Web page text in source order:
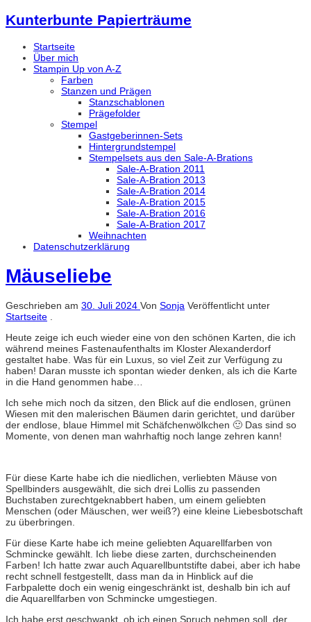
Kunterbunte Papierträume
Startseite
Über mich
Stampin Up von A-Z
Farben
Stanzen und Prägen
Stanzschablonen
Prägefolder
Stempel
Gastgeberinnen-Sets
Hintergrundstempel
Stempelsets aus den Sale-A-Brations
Sale-A-Bration 2011
Sale-A-Bration 2013
Sale-A-Bration 2014
Sale-A-Bration 2015
Sale-A-Bration 2016
Sale-A-Bration 2017
Weihnachten
Datenschutzerklärung
Mäuseliebe
Geschrieben am 30. Juli 2024 Von Sonja Veröffentlicht unter
Startseite .
Heute zeige ich euch wieder eine von den schönen Karten, die ich
während meines Fastenaufenthalts im Kloster Alexanderdorf
gestaltet habe. Was für ein Luxus, so viel Zeit zur Verfügung zu
haben! Daran musste ich spontan wieder denken, als ich die Karte
in die Hand genommen habe…
Ich sehe mich noch da sitzen, den Blick auf die endlosen, grünen
Wiesen mit den malerischen Bäumen darin gerichtet, und darüber
der endlose, blaue Himmel mit Schäfchenwölkchen 🙂 Das sind so
Momente, von denen man wahrhaftig noch lange zehren kann!
Für diese Karte habe ich die niedlichen, verliebten Mäuse von
Spellbinders ausgewählt, die sich drei Lollis zu passenden
Buchstaben zurechtgeknabbert haben, um einem geliebten
Menschen (oder Mäuschen, wer weiß?) eine kleine Liebesbotschaft
zu überbringen.
Für diese Karte habe ich meine geliebten Aquarellfarben von
Schmincke gewählt. Ich liebe diese zarten, durchscheinenden
Farben! Ich hatte zwar auch Aquarellbuntstifte dabei, aber ich habe
recht schnell festgestellt, dass man da in Hinblick auf die
Farbpalette doch ein wenig eingeschränkt ist, deshalb bin ich auf
die Aquarellfarben von Schmincke umgestiegen.
Ich habe erst geschwankt, ob ich einen Spruch nehmen soll, der